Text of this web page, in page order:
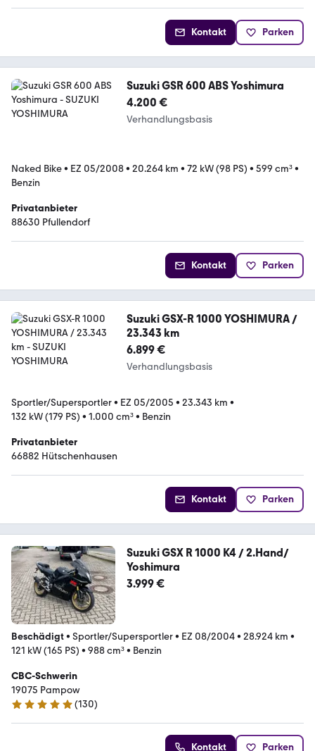
Kontakt Parken
Suzuki GSR 600 ABS Yoshimura
4.200 €
Verhandlungsbasis
Naked Bike• EZ 05/2008• 20.264 km • 72 kW (98 PS) • 599 cm³•
Benzin
Privatanbieter
88630 Pfullendorf
Kontakt Parken
Suzuki GSX-R 1000 YOSHIMURA /
23.343 km
6.899 €
Verhandlungsbasis
Sportler/Supersportler• EZ 05/2005 • 23.343 km •
132 kW (179 PS) • 1.000 cm³• Benzin
Privatanbieter
66882 Hütschenhausen
Kontakt Parken
Suzuki GSX R 1000 K4 / 2.Hand/
Yoshimura
3.999 €
Beschädigt• Sportler/Supersportler• EZ 08/2004• 28.924 km •
121 kW (165 PS) • 988 cm³• Benzin
CBC-Schwerin
19075 Pampow
4.9 Sterne
(130)
Kontakt Parken